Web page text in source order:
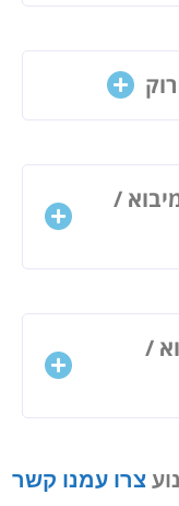
מיבוא /
/
צרו עמנו קשר